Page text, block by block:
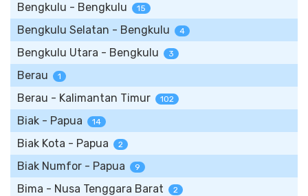
Bengkulu - Bengkulu 15
Bengkulu Selatan - Bengkulu 4
Bengkulu Utara - Bengkulu 3
Berau 1
Berau - Kalimantan Timur 102
Biak - Papua 14
Biak Kota - Papua 2
Biak Numfor - Papua 9
Bima - Nusa Tenggara Barat 2